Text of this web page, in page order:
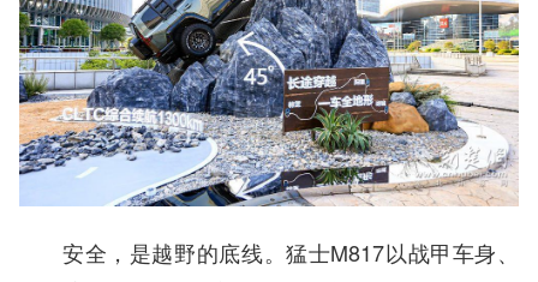
安全，是越野的底线。猛士M817以战甲车身、